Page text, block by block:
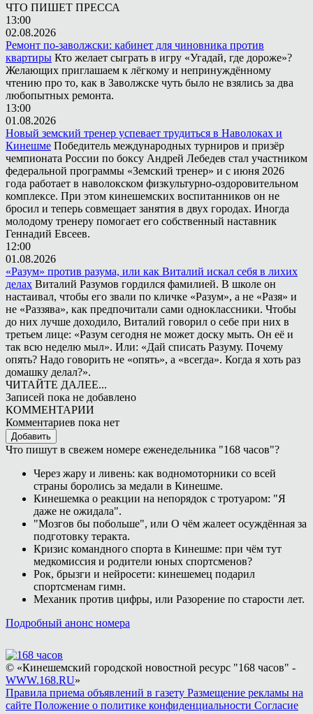
ЧТО ПИШЕТ ПРЕССА
13:00
02.08.2026
Ремонт по-заволжски: кабинет для чиновника против
квартиры Кто желает сыграть в игру «Угадай, где дороже»?
Желающих приглашаем к лёгкому и непринуждённому
чтению про то, как в Заволжске чуть было не взялись за два
любопытных ремонта.
13:00
01.08.2026
Новый земский тренер успевает трудиться в Наволоках и
Кинешме Победитель международных турниров и призёр
чемпионата России по боксу Андрей Лебедев стал участником
федеральной программы «Земский тренер» и с июня 2026
года работает в наволокском физкультурно-оздоровительном
комплексе. При этом кинешемских воспитанников он не
бросил и теперь совмещает занятия в двух городах. Иногда
молодому тренеру помогает его собственный наставник
Геннадий Евсеев.
12:00
01.08.2026
«Разум» против разума, или как Виталий искал себя в лихих
делах Виталий Разумов гордился фамилией. В школе он
настаивал, чтобы его звали по кличке «Разум», а не «Разя» и
не «Раззява», как предпочитали сами одноклассники. Чтобы
до них лучше доходило, Виталий говорил о себе при них в
третьем лице: «Разум сегодня не может доску мыть. Он её и
так всю неделю мыл». Или: «Дай списать Разуму. Почему
опять? Надо говорить не «опять», а «всегда». Когда я хоть раз
домашку делал?».
ЧИТАЙТЕ ДАЛЕЕ...
Записей пока не добавлено
КОММЕНТАРИИ
Комментариев пока нет
Добавить
Что пишут в свежем номере еженедельника "168 часов"?
Через жару и ливень: как водномоторники со всей
страны боролись за медали в Кинешме.
Кинешемка о реакции на непорядок с тротуаром: "Я
даже не ожидала".
"Мозгов бы побольше", или О чём жалеет осуждённая за
подготовку теракта.
Кризис командного спорта в Кинешме: при чём тут
медкомиссия и родители юных спортсменов?
Рок, брызги и нейросети: кинешемец подарил
спортсменам гимн.
Механик против цифры, или Разорение по старости лет.
Подробный анонс номера
© «Кинешемский городской новостной ресурс "168 часов" -
WWW.168.RU»
Правила приема объявлений в газету Размещение рекламы на
сайте Положение о политике конфиденциальности Согласие